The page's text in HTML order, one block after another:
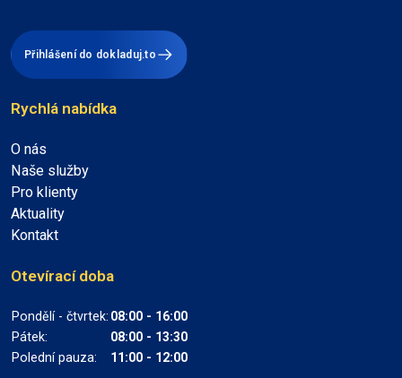
Přihlášení do dokladuj.to
Rychlá nabídka
O nás
Naše služby
Pro klienty
Aktuality
Kontakt
Otevírací doba
Pondělí - čtvrtek: 08:00 - 16:00
Pátek:
08:00 - 13:30
Polední pauza:
11:00 - 12:00